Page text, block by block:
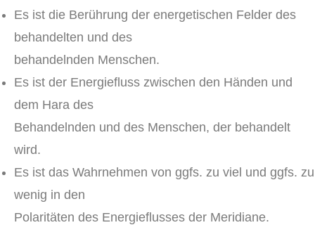
Es ist die Berührung der energetischen Felder des
behandelten und des
behandelnden Menschen.
Es ist der Energiefluss zwischen den Händen und
dem Hara des
Behandelnden und des Menschen, der behandelt
wird.
Es ist das Wahrnehmen von ggfs. zu viel und ggfs. zu
wenig in den
Polaritäten des Energieflusses der Meridiane.